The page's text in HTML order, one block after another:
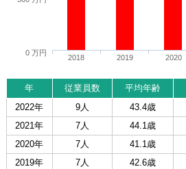
2018 2019 2020
0 万円
年 従業員数 平均年齢
2022年
9人 43.4歳
2021年
7人 44.1歳
2020年
7人 41.1歳
2019年
7人 42.6歳